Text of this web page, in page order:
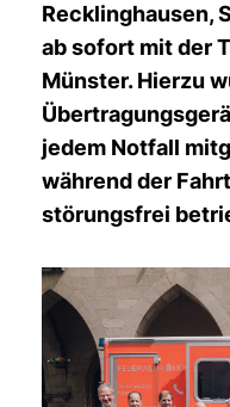
Recklinghausen,
ab sofort mit der
Münster. Hierzu
jedem Notfall
während der
störungsfrei